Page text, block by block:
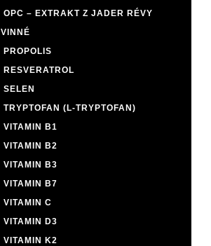
OPC – EXTRAKT Z JADER RÉVY
VINNÉ
PROPOLIS
RESVERATROL
SELEN
TRYPTOFAN (L-TRYPTOFAN)
VITAMIN B1
VITAMIN B2
VITAMIN B3
VITAMIN B7
VITAMIN C
VITAMIN D3
VITAMIN K2